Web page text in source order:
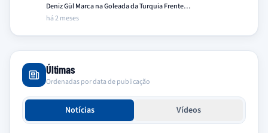
Deniz Gül Marca na Goleada da Turquia Frente…
há 2 meses
Últimas
Ordenadas por data de publicação
Notícias Vídeos